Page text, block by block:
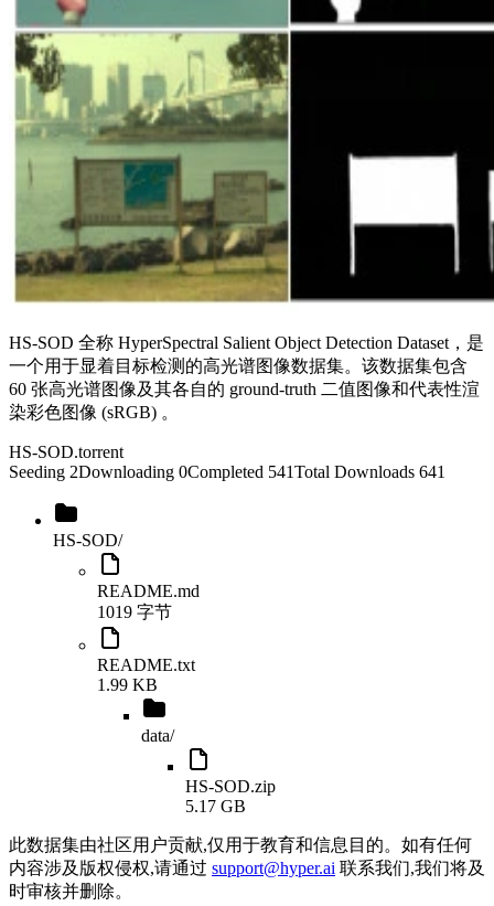
HS-SOD 全称 HyperSpectral Salient Object Detection Dataset，是
一个用于显着目标检测的高光谱图像数据集。该数据集包含
60 张高光谱图像及其各自的 ground-truth 二值图像和代表性渲
染彩色图像 (sRGB) 。
HS-SOD.torrent
Seeding 2Downloading 0Completed 541Total Downloads 641
HS-SOD/
README.md
1019 字节
README.txt
1.99 KB
data/
HS-SOD.zip
5.17 GB
此数据集由社区用户贡献,仅用于教育和信息目的。如有任何
内容涉及版权侵权,请通过 support@hyper.ai 联系我们,我们将及
时审核并删除。